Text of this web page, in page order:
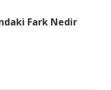
Fark Nedir